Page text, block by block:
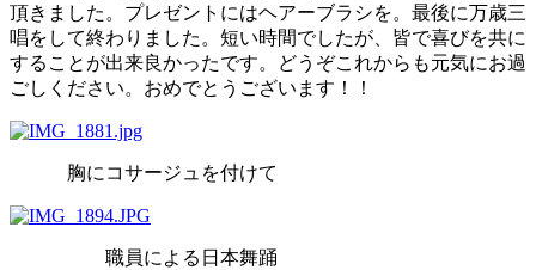
頂きました。プレゼントにはヘアーブラシを。最後に万歳三
唱をして終わりました。短い時間でしたが、皆で喜びを共に
することが出来良かったです。どうぞこれからも元気にお過
ごしください。おめでとうございます！！
胸にコサージュを付けて
職員による日本舞踊